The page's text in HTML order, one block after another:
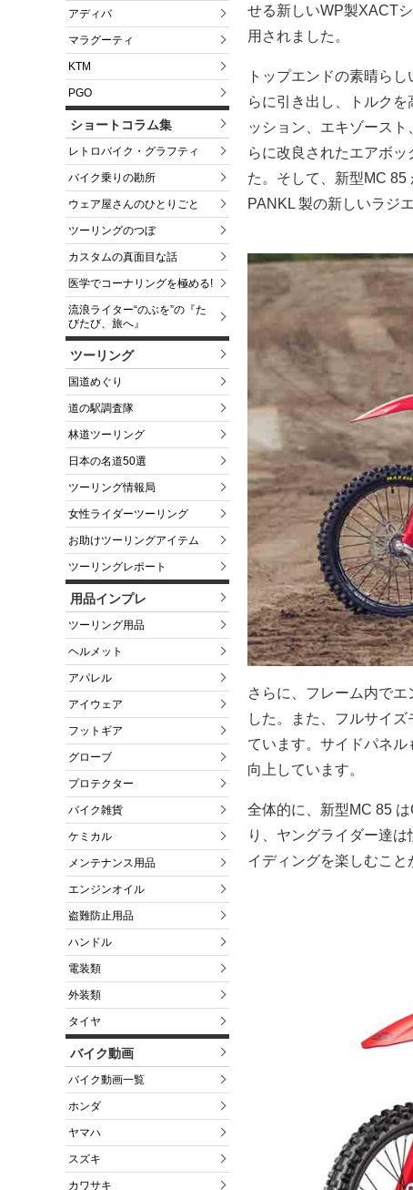
アディバ
マラグーティ
KTM
PGO
ショートコラム集
レトロバイク・グラフティ
バイク乗りの勘所
ウェア屋さんのひとりごと
ツーリングのつぼ
カスタムの真面目な話
医学でコーナリングを極める!
流浪ライター“のぶを”の『た
びたび、旅へ』
ツーリング
国道めぐり
道の駅調査隊
林道ツーリング
日本の名道50選
ツーリング情報局
女性ライダーツーリング
お助けツーリングアイテム
ツーリングレポート
用品インプレ
ツーリング用品
ヘルメット
アパレル
アイウェア
フットギア
グローブ
プロテクター
バイク雑貨
ケミカル
メンテナンス用品
エンジンオイル
盗難防止用品
ハンドル
電装類
外装類
タイヤ
バイク動画
バイク動画一覧
ホンダ
ヤマハ
スズキ
カワサキ
せる新しいWP製XACT
用されました。
トップエンドの素晴ら
らに引き出し、トルク
ッション、エキゾース
らに改良されたエアボ
た。そして、新型MC 85
PANKL 製の新しいラジ
さらに、フレーム内で
した。また、フルサイ
ています。サイドパネ
向上しています。
全体的に、新型MC 85
り、ヤングライダー達
イディングを楽しむこと